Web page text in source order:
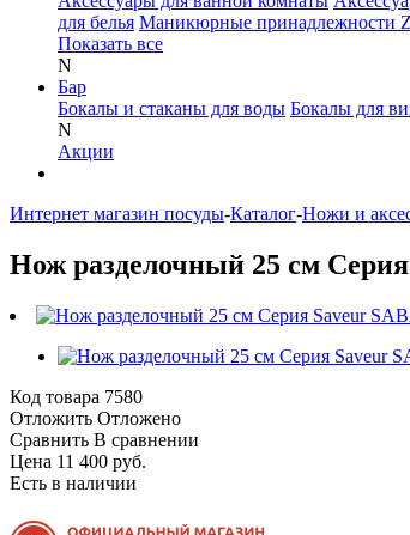
для белья Маникюрные принадлежности
Показать все
N
Бар
Бокалы и стаканы для воды Бокалы для
N
Акции
Интернет магазин посуды-Каталог-Ножи и
Нож разделочный 25 см
Код товара 7580
Отложить Отложено
Сравнить В сравнении
Цена 11 400 руб.
Есть в наличии